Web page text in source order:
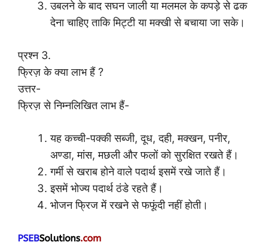
उबलने के बाद सघन जाली या मलमल के कपड़े से ढक
देना चाहिए ताकि मिट्टी या मक्खी से बचाया जा सके।
प्रश्न 3.
फ्रिज़ के क्या लाभ हैं ?
उत्तर-
फ्रिज़ से निम्नलिखित लाभ हैं-
यह कच्ची-पक्की सब्जी, दूध, दही, मक्खन, पनीर,
अण्डा, मांस, मछली और फलों को सुरक्षित रखते हैं।
गर्मी से खराब होने वाले पदार्थ इसमें रखे जाते हैं।
इसमें भोज्य पदार्थ ठंडे रहते हैं।
भोजन फ्रिज में रखने से फफूंदी नहीं होती।